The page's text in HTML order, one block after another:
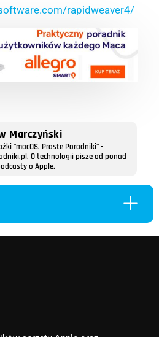
rapidweaver4/
Marczyński
"macOS. Proste Poradniki" -
O technologii pisze od ponad
o Apple.
L